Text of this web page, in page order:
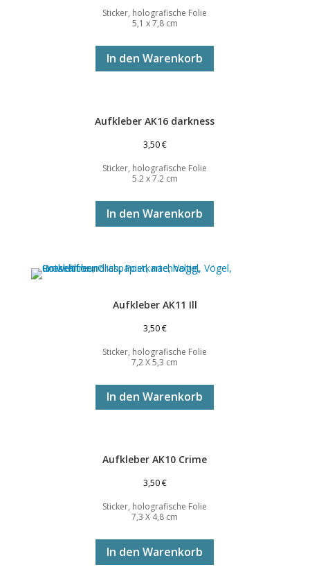
Sticker, holografische Folie
5,1 x 7,8 cm
In den Warenkorb
Aufkleber AK16 darkness
3,50€
Sticker, holografische Folie
5.2 x 7.2 cm
In den Warenkorb
Aufkleber AK11 Ill
3,50€
Sticker, holografische Folie
7,2 X 5,3 cm
In den Warenkorb
Aufkleber AK10 Crime
3,50€
Sticker, holografische Folie
7,3 X 4,8 cm
In den Warenkorb